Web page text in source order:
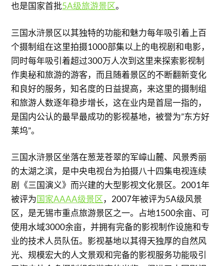
也是国家首批5A级旅游景区。
三国水浒景区以其独特的功能和魅力每年吸引着上百
个摄制组在这里拍摄1000部集以上的电视剧和电影，
同时每年吸引着超过300万人次到这里来探索影视制
作奥秘和旅游的游客，而且随着景区的不断翻新变化
和良好的服务，知名度的日益提高，来这里的摄制组
和旅游人数逐年稳步增长，这在业内是首屈一指的，
是国内公认的最早最成功的影视基地，被誉为”东方好
莱坞”。
三国水浒景区坐落在葱茏苍翠的军嶂山麓、风景秀丽
的太湖之滨，是中央电视台为拍摄八十四集电视连续
剧《三国演义》而兴建的大型影视文化景区。2001年
被评为国家AAAA级景区，2007年被评为5A级风景
区，是无锡市重点旅游景区之一。占地1500余亩、可
使用水域3000余亩，并拥有完备的影视制作设施和专
业的技术人员队伍。影视基地以其得天独厚的自然风
光、规模宏大的人文景观和完备的影视服务功能吸引